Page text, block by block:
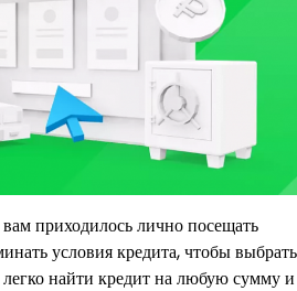
приходилось лично посещать
условия кредита, чтобы выбрать
найти кредит на любую сумму и